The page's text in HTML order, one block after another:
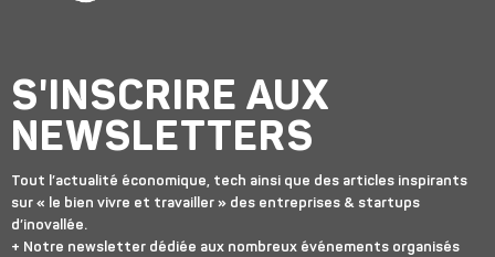
S'INSCRIRE AUX
NEWSLETTERS
Tout l’actualité économique, tech ainsi que des articles inspirants
sur « le bien vivre et travailler » des entreprises & startups
d’inovallée.
+ Notre newsletter dédiée aux nombreux événements organisés